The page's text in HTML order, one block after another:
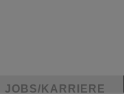
JOBS/KARRIERE